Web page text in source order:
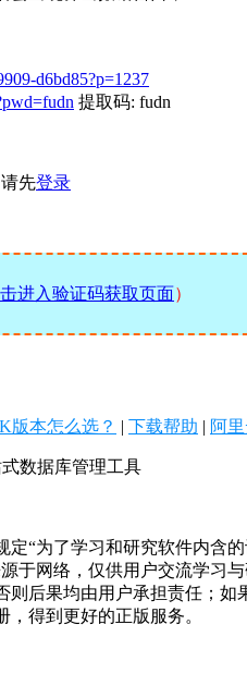
d6bd85?p=1237
提取码: fudn
先登录
进入验证码获取页面）
版本怎么选？ | 下载帮助 | 阿
式数据库管理工具
“为了学习和研究软件内含
于网络，仅供用户交流学习
后果均由用户承担责任；
得到更好的正版服务。